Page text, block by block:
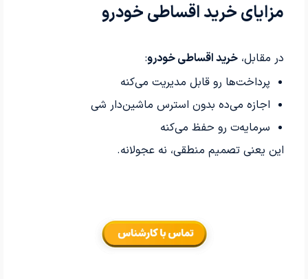
مزایای خرید اقساطی خودرو
در مقابل، خرید اقساطی خودرو:
پرداخت‌ها رو قابل مدیریت می‌کنه
اجازه می‌ده بدون استرس ماشین‌دار شی
سرمایه‌ت رو حفظ می‌کنه
این یعنی تصمیم منطقی، نه عجولانه.